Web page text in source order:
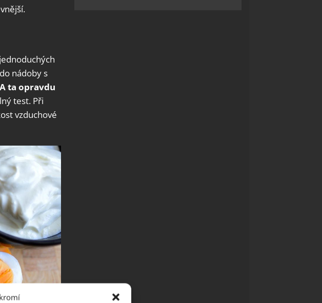
nádoby s
A ta opravdu
test. Při
vzduchové